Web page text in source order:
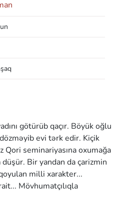
götürüb qaçır. Böyük oğlu
evi tərk edir. Kiçik
seminariyasına oxumağa
Bir yandan da çarizmin
milli xarakter...
Mövhumatçılıqla